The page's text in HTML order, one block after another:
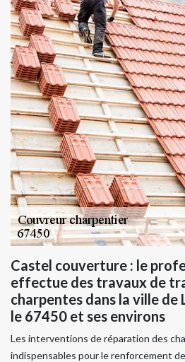
Castel couverture : le
effectue des travaux de
charpentes dans la ville de
le 67450 et ses environs
Les interventions de réparation des
indispensables pour le renforcement